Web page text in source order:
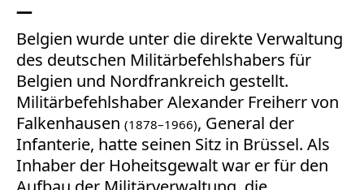
Belgien wurde unter die direkte Verwaltung
des deutschen Militärbefehlshabers für
Belgien und Nordfrankreich gestellt.
Militärbefehlshaber Alexander Freiherr von
Falkenhausen (1878–1966), General der
Infanterie, hatte seinen Sitz in Brüssel. Als
Inhaber der Hoheitsgewalt war er für den